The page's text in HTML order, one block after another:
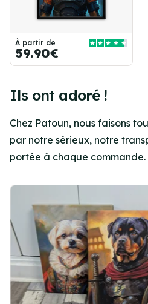
À partir de
59.90€
Ils ont adoré !
Chez Patoun, nous faisons
par notre sérieux, notre
portée à chaque commande.